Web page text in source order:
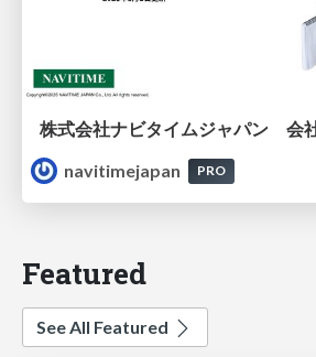
株式会社ナビタイムジャパン 会
navitimejapan
PRO
Featured
See All Featured